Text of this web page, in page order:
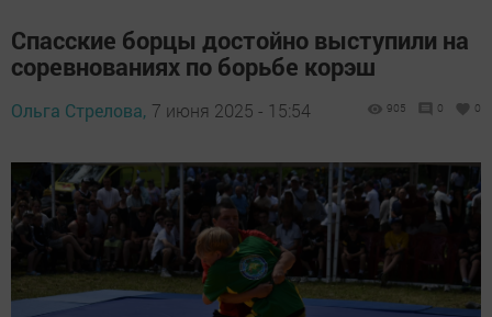
Спасские борцы достойно выступили на
соревнованиях по борьбе корэш
Ольга Стрелова, 7 июня 2025 - 15:54 905 0 0